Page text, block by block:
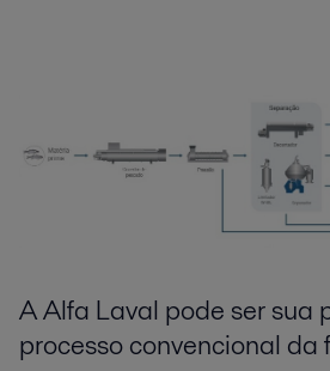
A Alfa Laval pode ser sua
processo convencional da